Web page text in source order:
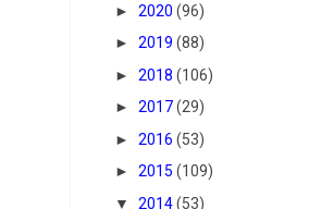
► 2020 (96)
► 2019 (88)
► 2018 (106)
► 2017(29)
► 2016 (53)
► 2015 (109)
▼
2014(53)